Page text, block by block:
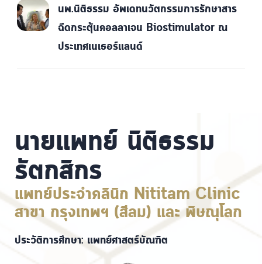
นพ.นิติธรรม อัพเดทนวัตกรรมการรักษาสาร
ฉีดกระตุ้นคอลลาเจน Biostimulator ณ
ประเทศเนเธอร์แลนด์
นายแพทย์ นิติธรรม
รัตกสิกร
แพทย์ประจำคลินิก Nititam Clinic
สาขา กรุงเทพฯ (สีลม) และ พิษณุโลก
ประวัติการศึกษา: แพทย์ศาสตร์บัณฑิต